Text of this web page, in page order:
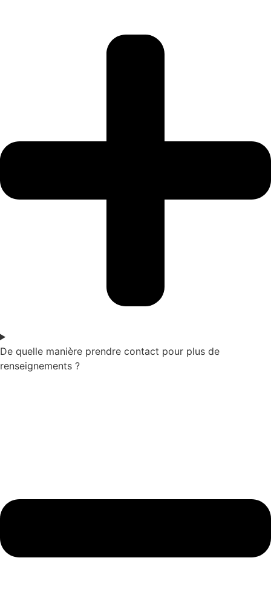
De quelle manière prendre contact pour plus de
renseignements ?